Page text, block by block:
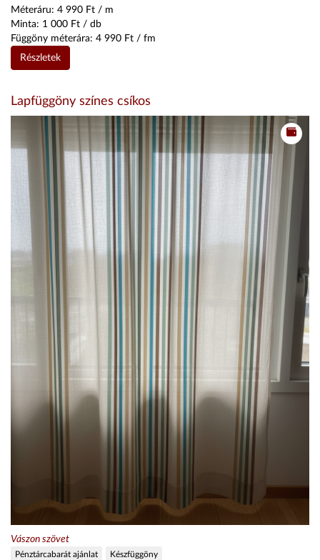
Méteráru: 4 990 Ft / m
Minta: 1 000 Ft / db
Függöny méterára: 4 990 Ft / fm
Részletek
Lapfüggöny színes csíkos
Vászon szövet
Pénztárcabarát ajánlat Készfüggöny